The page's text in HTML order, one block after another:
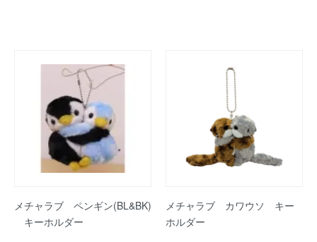
メチャラブ ペンギン(BL&BK)
キーホルダー
メチャラブ カワウソ キー
ホルダー